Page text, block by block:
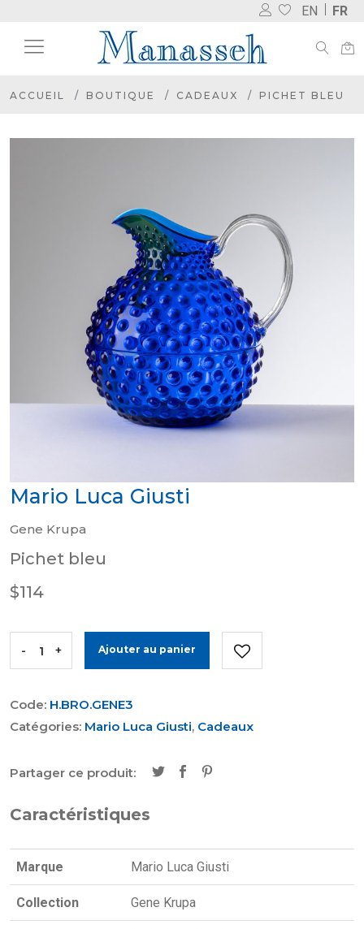
EN FR
ACCUEIL BOUTIQUE CADEAUX PICHET BLEU
Mario Luca Giusti
Gene Krupa
Pichet bleu
$114
- + Ajouter au panier
Code: H.BRO.GENE3
Catégories: Mario Luca Giusti, Cadeaux
Partager ce produit:
Caractéristiques
Marque Mario Luca Giusti
Collection Gene Krupa